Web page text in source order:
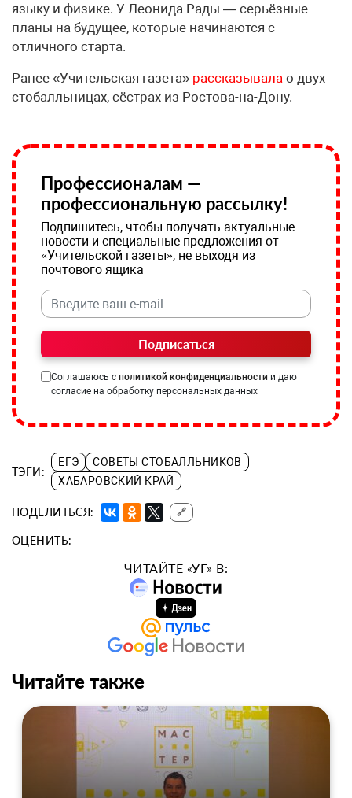
языку и физике. У Леонида Рады — серьёзные
планы на будущее, которые начинаются с
отличного старта.
Ранее «Учительская газета» рассказывала о двух
стобалльницах, сёстрах из Ростова-на-Дону.
Профессионалам —
профессиональную рассылку!
Подпишитесь, чтобы получать актуальные
новости и специальные предложения от
«Учительской газеты», не выходя из
почтового ящика
Подписаться
Соглашаюсь с политикой конфиденциальности и даю
согласие на обработку персональных данных
ТЭГИ:
ЕГЭ
СОВЕТЫ СТОБАЛЛЬНИКОВ
ХАБАРОВСКИЙ КРАЙ
ПОДЕЛИТЬСЯ: 🔗
ОЦЕНИТЬ:
ЧИТАЙТЕ «УГ» В:
Читайте также